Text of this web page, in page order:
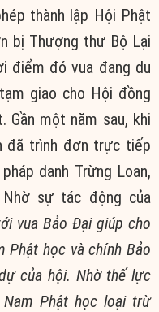
thành lập Hội Phật
bị Thượng thư Bộ Lại
điểm đó vua đang du
giao cho Hội đồng
Gần một năm sau, khi
đã trình đơn trực tiếp
danh Trừng Loan,
Nhờ sự tác động của
vua Bảo Đại giúp cho
Phật học và chính Bảo
của hội. Nhờ thế lực
Phật học loại trừ